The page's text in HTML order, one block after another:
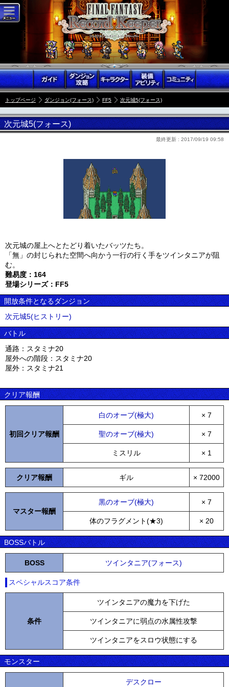
トップページ ダンジョン(フォース) FF5 次元城5(フォース)
次元城5(フォース)
最終更新 : 2017/09/19 09:58
次元城の屋上へとたどり着いたバッツたち。
「無」の封じられた空間へ向かう一行の行く手をツインタニアが阻
む。
難易度：164
登場シリーズ：FF5
開放条件となるダンジョン
次元城5(ヒストリー)
バトル
通路：スタミナ20
屋外への階段：スタミナ20
屋外：スタミナ21
クリア報酬
初回クリア報酬
白のオーブ(極大) × 7
聖のオーブ(極大) × 7
ミスリル × 1
クリア報酬 ギル × 72000
マスター報酬
黒のオーブ(極大) × 7
体のフラグメント(★3) × 20
BOSSバトル
BOSS ツインタニア(フォース)
スペシャルスコア条件
条件
ツインタニアの魔力を下げた
ツインタニアに弱点の水属性攻撃
ツインタニアをスロウ状態にする
モンスター
デスクロー